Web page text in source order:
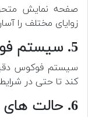
صفحه نمایش
زوایای مختلف را
5. سیستم فوکوس خودکار 9 نقطه ای
سیستم فوکوس
کند تا حتی در
6. حالت های عکاسی متنوع